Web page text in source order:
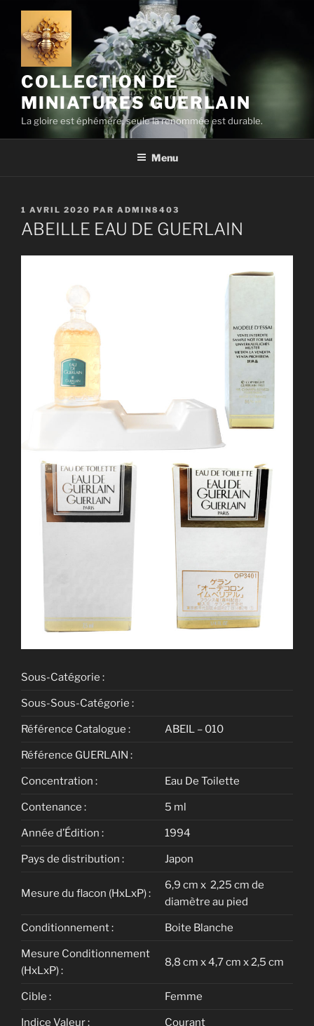
Aller
contenu
principal
COLLECTION DE
MINIATURES GUERLAIN
La gloire est éphémère, seule la renommée est durable.
Menu
PUBLIÉ
LE
1 AVRIL 2020 PAR ADMIN8403
ABEILLE EAU DE GUERLAIN
Sous-Catégorie :
Sous-Sous-Catégorie :
Référence Catalogue : ABEIL – 010
Référence GUERLAIN :
Concentration : Eau De Toilette
Contenance : 5 ml
Année d’Édition : 1994
Pays de distribution : Japon
Mesure du flacon (HxLxP) :
6,9 cm x 2,25 cm de
diamètre au pied
Conditionnement : Boite Blanche
Mesure Conditionnement
(HxLxP) :
8,8 cm x 4,7 cm x 2,5 cm
Cible : Femme
Indice Valeur : Courant